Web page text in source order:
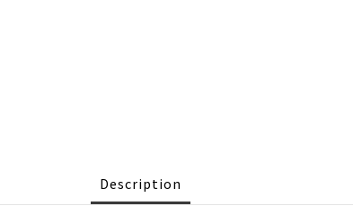
Description